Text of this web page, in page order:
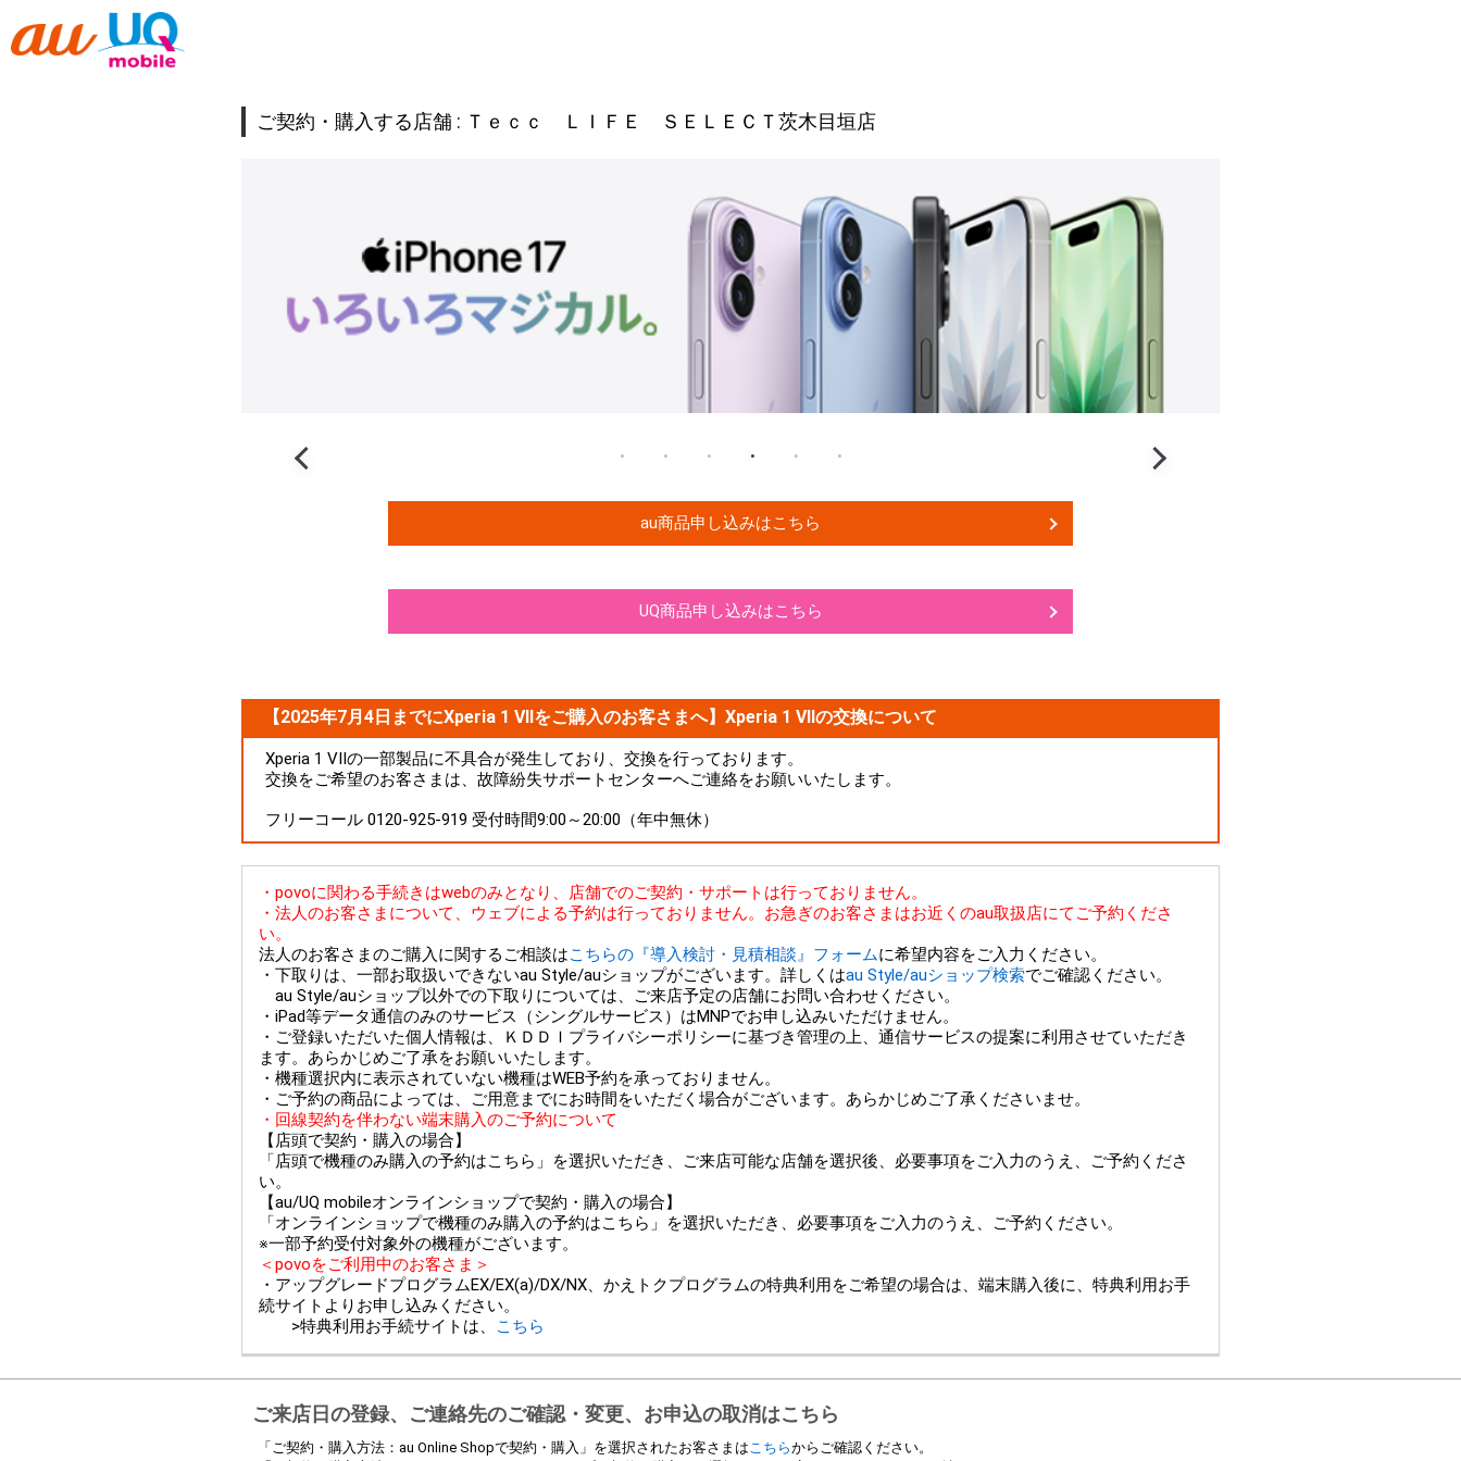
ご契約・購入する店舗 : Ｔｅｃｃ ＬＩＦＥ ＳＥＬＥＣＴ茨木目垣店
au商品申し込みはこちら
UQ商品申し込みはこちら
【2025年7月4日までにXperia 1 VIIをご購入のお客さまへ】Xperia 1 VIIの交換について
Xperia 1 VIIの一部製品に不具合が発生しており、交換を行っております。
交換をご希望のお客さまは、故障紛失サポートセンターへご連絡をお願いいたします。
フリーコール 0120-925-919 受付時間9:00～20:00（年中無休）
・povoに関わる手続きはwebのみとなり、店舗でのご契約・サポートは行っておりません。
・法人のお客さまについて、ウェブによる予約は行っておりません。お急ぎのお客さまはお近くのau取扱店にてご予約くださ
い。
法人のお客さまのご購入に関するご相談はこちらの『導入検討・見積相談』フォームに希望内容をご入力ください。
・下取りは、一部お取扱いできないau Style/auショップがございます。詳しくはau Style/auショップ検索でご確認ください。
au Style/auショップ以外での下取りについては、ご来店予定の店舗にお問い合わせください。
・iPad等データ通信のみのサービス（シングルサービス）はMNPでお申し込みいただけません。
・ご登録いただいた個人情報は、ＫＤＤＩプライバシーポリシーに基づき管理の上、通信サービスの提案に利用させていただき
ます。あらかじめご了承をお願いいたします。
・機種選択内に表示されていない機種はWEB予約を承っておりません。
・ご予約の商品によっては、ご用意までにお時間をいただく場合がございます。あらかじめご了承くださいませ。
・回線契約を伴わない端末購入のご予約について
【店頭で契約・購入の場合】
「店頭で機種のみ購入の予約はこちら」を選択いただき、ご来店可能な店舗を選択後、必要事項をご入力のうえ、ご予約くださ
い。
【au/UQ mobileオンラインショップで契約・購入の場合】
「オンラインショップで機種のみ購入の予約はこちら」を選択いただき、必要事項をご入力のうえ、ご予約ください。
※一部予約受付対象外の機種がございます。
＜povoをご利用中のお客さま＞
・アップグレードプログラムEX/EX(a)/DX/NX、かえトクプログラムの特典利用をご希望の場合は、端末購入後に、特典利用お手
続サイトよりお申し込みください。
>特典利用お手続サイトは、
こちら
ご来店日の登録、ご連絡先のご確認・変更、お申込の取消はこちら
「ご契約・購入方法：au Online Shopで契約・購入」を選択されたお客さまはこちらからご確認ください。